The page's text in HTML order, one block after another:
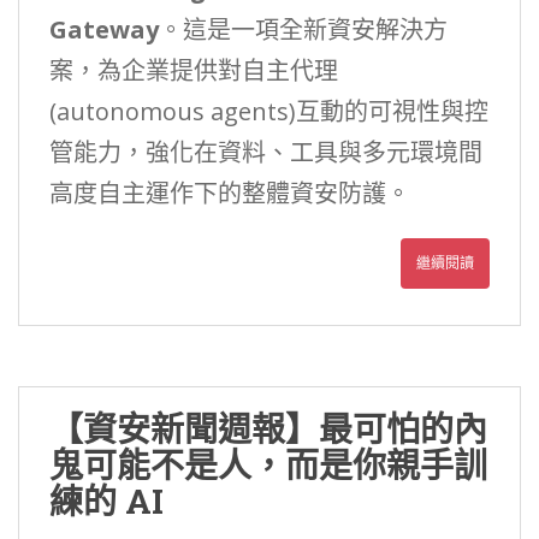
Gateway。這是一項全新資安解決方
案，為企業提供對自主代理
(autonomous agents)互動的可視性與控
管能力，強化在資料、工具與多元環境間
高度自主運作下的整體資安防護。
繼續閱讀
【資安新聞週報】最可怕的內
鬼可能不是人，而是你親手訓
練的 AI